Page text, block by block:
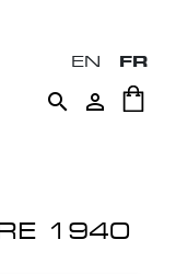
EN FR
 
1940